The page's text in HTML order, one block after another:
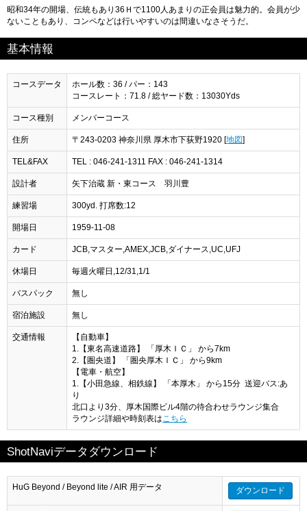
昭和34年の開場、伝統もあり36Ｈで1100人あまりの正会員は魅力的。会員が少
ないこともあり、コンペなどは行いやすいのは間違いなさそうだ。
基本情報
コースデータ
ホール数：36 / パー：143
コースレート：71.8 / 総ヤード数：13030Yds
コース種別 メンバーコース
住所 〒243-0203 神奈川県 厚木市下荻野1920 [ 地図
TEL&FAX TEL : 046-241-1311 FAX : 046-241-1314
設計者 矢下治蔵 新・東コース 羽川豊
練習場 300yd. 打席数:12
開場日 1959-11-08
カード JCB,マスター,AMEX,JCB,ダイナース,UC,UFJ
休場日 毎週火曜日,12/31,1/1
バスパック 無し
宿泊施設 無し
交通情報
【自動車】
1.【東名高速道路】 「厚木ＩＣ」 から7km
2.【圏央道】 「圏央厚木ＩＣ」 から9km
【電車・航空】
1.【小田急線、相鉄線】 「本厚木」 から15分 送迎バス:あ
り
北口より3分、厚木国際ビル4階の待合わせラウンジ集合
ラウンジ詳細や時刻表は こちら
ShotNaviデータダウンロード
HuG Beyond / Beyond lite / AIR 用データ ダウンロード